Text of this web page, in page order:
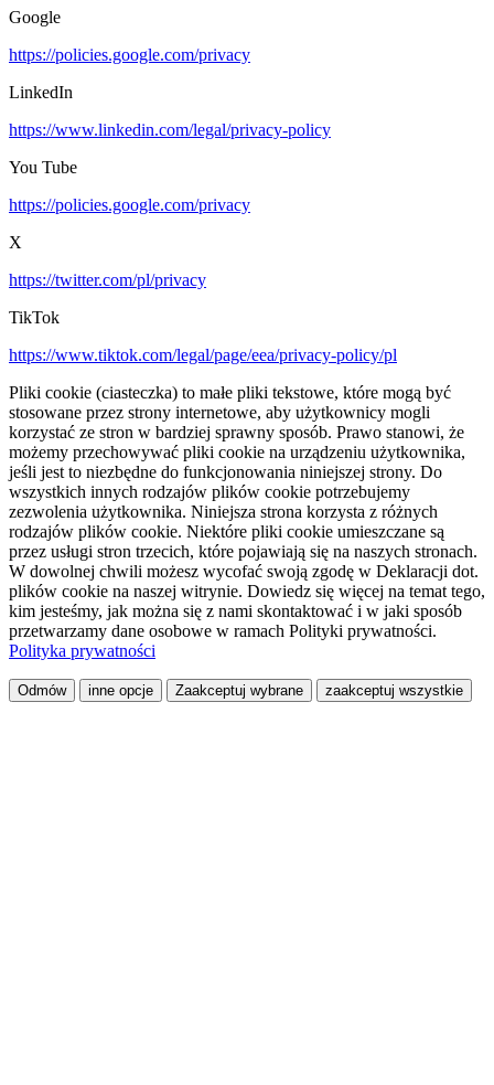
Google
https://policies.google.com/privacy
LinkedIn
https://www.linkedin.com/legal/privacy-policy
You Tube
https://policies.google.com/privacy
X
https://twitter.com/pl/privacy
TikTok
https://www.tiktok.com/legal/page/eea/privacy-policy/pl
Pliki cookie (ciasteczka) to małe pliki tekstowe, które mogą być
stosowane przez strony internetowe, aby użytkownicy mogli
korzystać ze stron w bardziej sprawny sposób. Prawo stanowi, że
możemy przechowywać pliki cookie na urządzeniu użytkownika,
jeśli jest to niezbędne do funkcjonowania niniejszej strony. Do
wszystkich innych rodzajów plików cookie potrzebujemy
zezwolenia użytkownika. Niniejsza strona korzysta z różnych
rodzajów plików cookie. Niektóre pliki cookie umieszczane są
przez usługi stron trzecich, które pojawiają się na naszych stronach.
W dowolnej chwili możesz wycofać swoją zgodę w Deklaracji dot.
plików cookie na naszej witrynie. Dowiedz się więcej na temat tego,
kim jesteśmy, jak można się z nami skontaktować i w jaki sposób
przetwarzamy dane osobowe w ramach Polityki prywatności.
Polityka prywatności
Odmów inne opcje Zaakceptuj wybrane zaakceptuj wszystkie